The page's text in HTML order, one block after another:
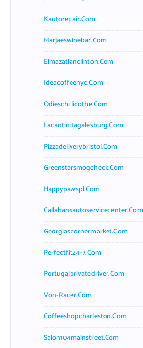
Kautorepair.com
Marjaeswinebar.com
Elmazatlanclinton.com
Ideacoffeenyc.com
Odieschillicothe.com
Lacantinitagalesburg.com
Pizzadeliverybristol.com
Greenstarsmogcheck.com
Happypawspl.com
Callahansautoservicecenter.com
Georgiascornermarket.com
Perfectfit24-7.com
Portugalprivatedriver.com
Von-Racer.com
Coffeeshopcharleston.com
Salon104mainstreet.com